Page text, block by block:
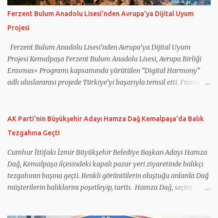
Ferzent Bulum Anadolu Lisesi’nden Avrupa’ya Dijital Uyum
Projesi
Ferzent Bulum Anadolu Lisesi’nden Avrupa’ya Dijital Uyum
Projesi Kemalpaşa Ferzent Bulum Anadolu Lisesi, Avrupa Birliği
Erasmus+ Programı kapsamında yürütülen “Digital Harmony”
adlı uluslararası projede Türkiye’yi başarıyla temsil etti. Fransa
kurumları katıldı. Projede gençlerin dijital okuryazarlık
becerilerinin geliştirilmesi, sosyal medyanın bilinçli kullanımı,
oluşturulması hedeflendi. Çalışmalar kapsamında öğretmen ve
öğrencilerin kullanımına yönelik eğitim materyalleri
hazırlanırken, sağlıklı teknoloji kullanımını destekleyen Digital
Harmony App adlı mobil uygulama da geliştirildi. Projenin
AK Parti'nin Büyükşehir Adayı Hamza Dağ Kemalpaşa'da Balık
Tezgahına Geçti
Cumhur İttifakı İzmir Büyükşehir Belediye Başkan Adayı Hamza
Dağ, Kemalpaşa ilçesindeki kapalı pazar yeri ziyaretinde balıkçı
tezgahının başına geçti. Renkli görüntülerin oluştuğu anlarda Dağ
müşterilerin balıklarını poşetleyip, tarttı. Hamza Dağ, seçim